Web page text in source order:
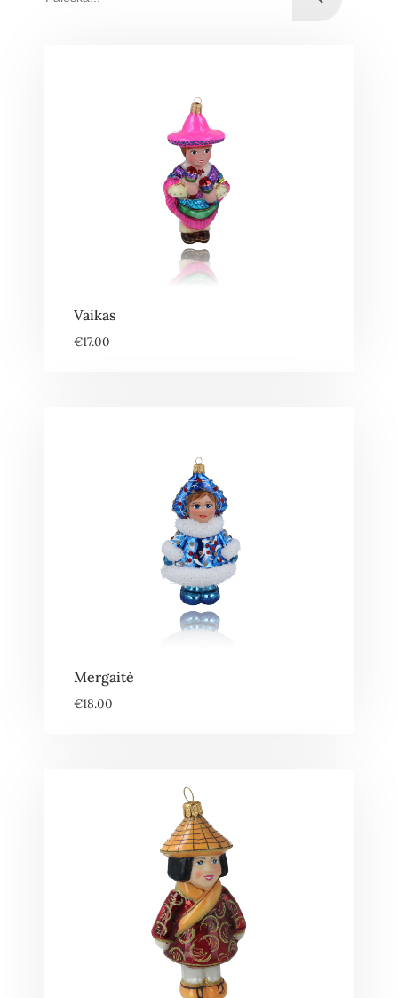
Vaikas
€17.00
Mergaitė
€18.00